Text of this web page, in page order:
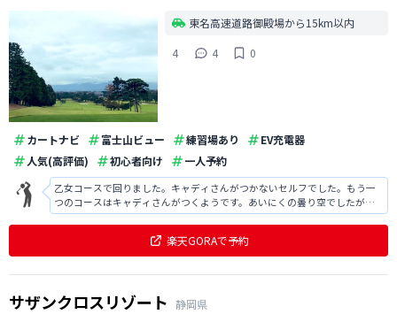
東名高速道路御殿場から15km以内
4
4 0
カートナビ 富士山ビュー 練習場あり
EV充電器
人気(高評価)
初心者向け 一人予約
乙女コースで回りました。キャディさんがつかないセルフでした。もう一
つのコースはキャディさんがつくようです。あいにくの曇り空でしたがか
えって涼しくてよかったです。富士山が見られなかったのは残念ですが、
けに雨まで降ってきてしまいましたが、
楽天GORAで予約
サザンクロスリゾート 静岡県